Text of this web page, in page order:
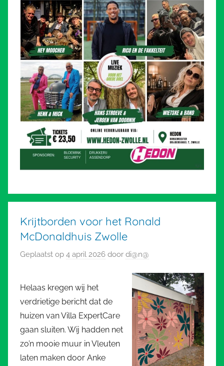
Krijtborden voor het Ronald
McDonaldhuis Zwolle
Geplaatst op 4 april 2026 door di@n@
Helaas kregen wij het
verdrietige bericht dat de
huizen van Villa ExpertCare
gaan sluiten. Wij hadden net
zo’n mooie muur in Vleuten
laten maken door Anke